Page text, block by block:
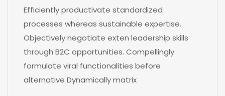
Efficiently productivate standardized
processes whereas sustainable expertise.
Objectively negotiate exten leadership skills
through B2C opportunities. Compellingly
formulate viral functionalities before
alternative Dynamically matrix